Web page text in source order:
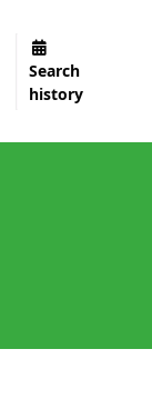
Search
history